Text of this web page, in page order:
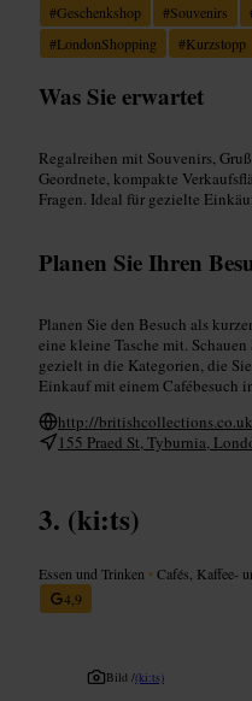
#Geschenkshop #Souvenirs
#LondonShopping #Kurzstopp
Was Sie erwartet
Regalreihen mit Souvenirs,
Geordnete, kompakte
Fragen. Ideal für gezielte
Planen Sie Ihren
Planen Sie den Besuch als
eine kleine Tasche mit.
gezielt in die Kategorien, die
Einkauf mit einem Cafébesuch
http://
155 Praed St, Tyburnia,
(ki:ts)
Essen und Trinken •Cafés, Kaffee-
4,9
Bild /(ki:ts)